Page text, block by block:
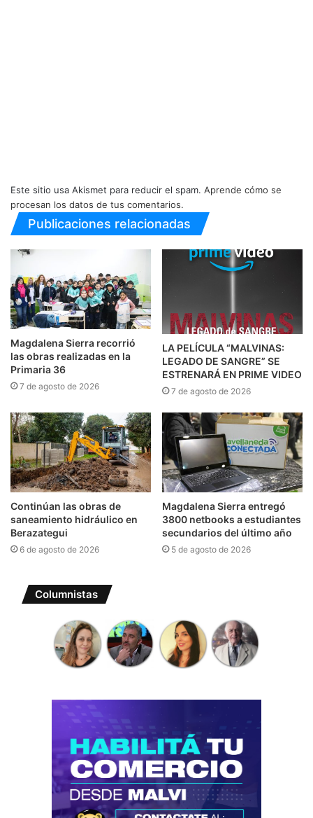
Este sitio usa Akismet para reducir el spam. Aprende cómo se
procesan los datos de tus comentarios.
Publicaciones relacionadas
Magdalena Sierra recorrió
las obras realizadas en la
Primaria 36
7 de agosto de 2026
LA PELÍCULA “MALVINAS:
LEGADO DE SANGRE” SE
ESTRENARÁ EN PRIME VIDEO
7 de agosto de 2026
Continúan las obras de
saneamiento hidráulico en
Berazategui
6 de agosto de 2026
Magdalena Sierra entregó
3800 netbooks a estudiantes
secundarios del último año
5 de agosto de 2026
Columnistas